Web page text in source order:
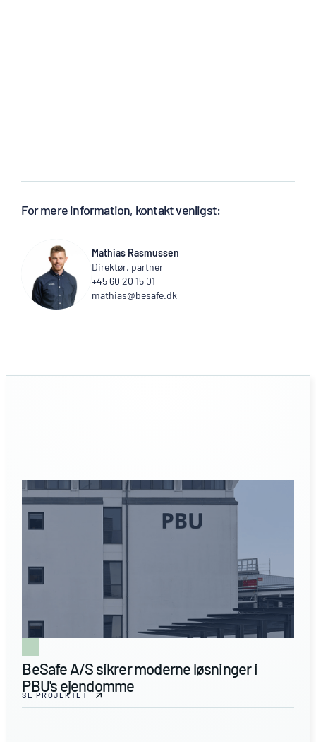
For mere information, kontakt venligst:
Mathias Rasmussen
Direktør, partner
+45 60 20 15 01
mathias@besafe.dk
BeSafe A/S sikrer moderne løsninger i
PBU's ejendomme
SE PROJEKTET